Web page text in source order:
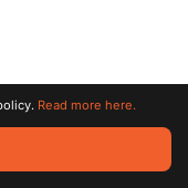
All trademarks
Read more here.